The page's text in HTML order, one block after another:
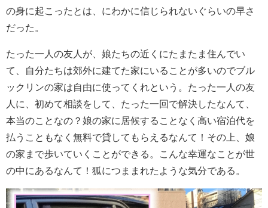
の身に起こったとは、にわかに信じられないぐらいの早さ
だった。
たった一人の友人が、娘たちの近くにたまたま住んでい
て、自分たちは郊外に建てた家にいることが多いのでブル
ックリンの家は自由に使ってくれという。たった一人の友
人に、初めて相談をして、たった一回で解決したなんて、
本当のことなの？娘の家に居候することなく高い宿泊代を
払うこともなく無料で貸してもらえるなんて！その上、娘
の家まで歩いていくことができる。こんな幸運なことが世
の中にあるなんて！狐につままれたような気分である。